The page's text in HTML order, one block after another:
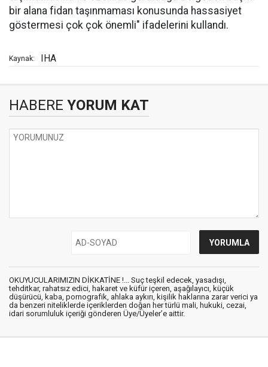
bir alana fidan taşınmaması konusunda hassasiyet
göstermesi çok çok önemli" ifadelerini kullandı.
Kaynak: IHA
HABERE YORUM KAT
OKUYUCULARIMIZIN DİKKATİNE !... Suç teşkil edecek, yasadışı,
tehditkar, rahatsız edici, hakaret ve küfür içeren, aşağılayıcı, küçük
düşürücü, kaba, pornografik, ahlaka aykırı, kişilik haklarına zarar verici ya
da benzeri niteliklerde içeriklerden doğan her türlü mali, hukuki, cezai,
idari sorumluluk içeriği gönderen Üye/Üyeler’e aittir.